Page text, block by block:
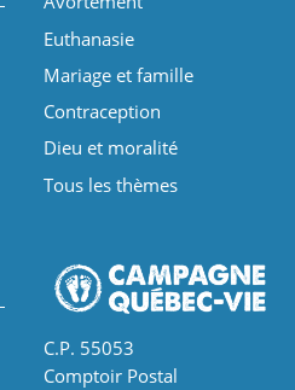
Euthanasie
Mariage et famille
Contraception
Dieu et moralité
Tous les thèmes
C.P. 55053
Comptoir Postal